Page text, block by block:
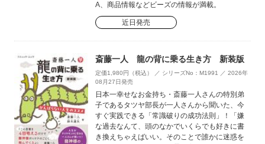
A、商品情報などビーズの情報が満載。
近日発売
斎藤一人 龍の背に乗る生き方 新装版
定価1,980円（税込） ／ シリーズNo：M1991 ／ 2026年
08月27日発売
日本一幸せなお金持ち・斎藤一人さんの特別弟
子であるタツヤ部長が一人さんから聞いた、今
すぐ実践できる「常識破りの成功法則」！「嫌
な過去なんて、頭のなかでいくらでも好きに書
き換えちゃえばいい。そのことで誰かに迷惑を